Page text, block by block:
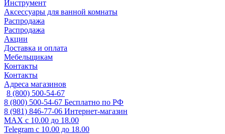
Инструмент
Аксессуары для ванной комнаты
Распродажа
Распродажа
Акции
Доставка и оплата
Мебельщикам
Контакты
Контакты
Адреса магазинов
8 (800) 500-54-67
8 (800) 500-54-67 Бесплатно по РФ
8 (981) 846-77-06 Интернет-магазин
MAX с 10.00 до 18.00
Telegram с 10.00 до 18.00